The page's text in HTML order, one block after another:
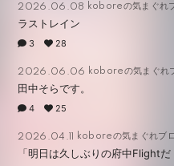
2026.06.08 koboreの気まぐれ
ラストレイン
3 28
2026.06.06 koboreの気まぐれ
田中そらです。
4 25
2026.04.11 koboreの気まぐれブ
「明日は久しぶりの府中Flight